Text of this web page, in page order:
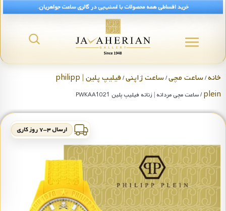
خرید اقساطی همه محصولات با اسنپ‌پی در گالری ساعت جواهریان.
خانه/ساعت مچی/ساعت ژاپنی/
فیلیپ پلین | philipp
plein/ ساعت مچی مردانه | زنانه فیلیپ پلین PWKAA1021
ارسال ۳-۷ روز کاری